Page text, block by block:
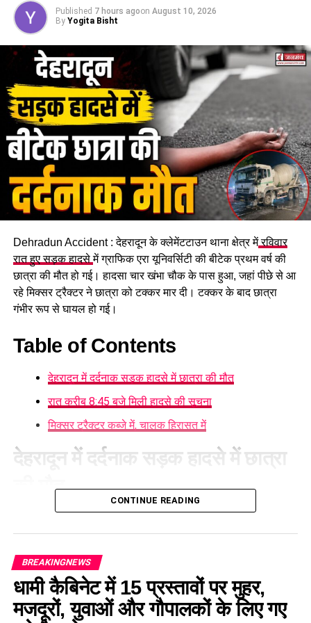
पूरी जानकारी….
Published 7 hours agoon August 10, 2026
By Yogita Bisht
Dehradun Accident : देहरादून के क्लेमेंटटाउन थाना क्षेत्र मेंरविवार
रात हुए सड़क हादसेमें ग्राफिक एरा यूनिवर्सिटी की बीटेक प्रथम वर्ष की
छात्रा की मौत हो गई। हादसा चार खंभा चौक के पास हुआ, जहां पीछे से आ
रहे मिक्सर ट्रैक्टर ने छात्रा को टक्कर मार दी। टक्कर के बाद छात्रा
गंभीर रूप से घायल हो गई।
Table of Contents
देहरादून में दर्दनाक सड़क हादसे में छात्रा की मौत
रात करीब 8:45 बजे मिली हादसे की सूचना
मिक्सर ट्रैक्टर कब्जे में, चालक हिरासत में
देहरादून में दर्दनाक सड़क हादसे में छात्रा
की मौत
घटना की सूचना मिलने के बादक्लेमेंटटाउन थाना पुलिसमौके पर पहुंची
और घायल छात्रा को तत्काल एंबुलेंस की मदद से नजदीकी निजी अस्पताल
कर दिया।
रात करीब 8:45 बजे मिली हादसे की
CONTINUE READING
BREAKINGNEWS
धामी कैबिनेट में 15 प्रस्तावों पर मुहर,
मजदूरों, युवाओं और गौपालकों के लिए गए